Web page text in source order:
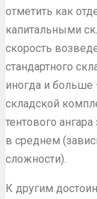
отметить как
капитальными
скорость
стандартного
иногда и больше
складской
тентового
в среднем
сложности).
К другим